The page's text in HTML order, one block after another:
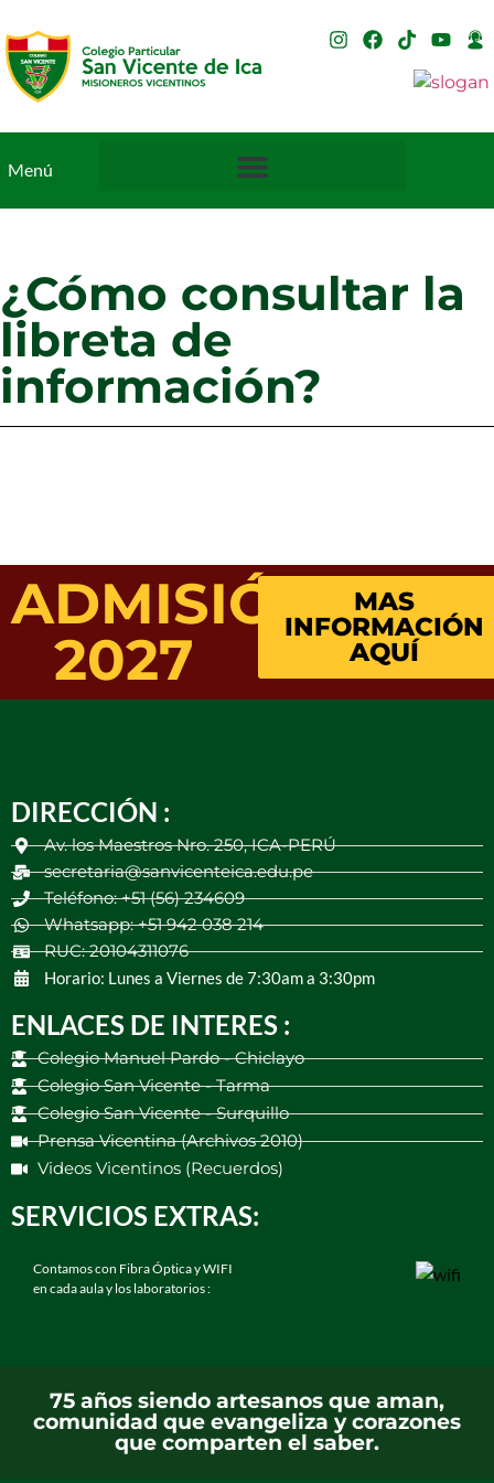
Menú
¿Cómo consultar la
libreta de
información?
ADMISIÓN
2027
MAS
INFORMACIÓN
AQUÍ
DIRECCIÓN :
Av. los Maestros Nro. 250, ICA-PERÚ
secretaria@sanvicenteica.edu.pe
Teléfono: +51 (56) 234609
Whatsapp: +51 942 038 214
RUC: 20104311076
Horario: Lunes a Viernes de 7:30am a 3:30pm
ENLACES DE INTERES :
Colegio Manuel Pardo - Chiclayo
Colegio San Vicente - Tarma
Colegio San Vicente - Surquillo
Prensa Vicentina (Archivos 2010)
Videos Vicentinos (Recuerdos)
SERVICIOS EXTRAS:
Contamos con Fibra Óptica y WIFI
en cada aula y los laboratorios :
75 años siendo artesanos que aman,
comunidad que evangeliza y corazones
que comparten el saber.